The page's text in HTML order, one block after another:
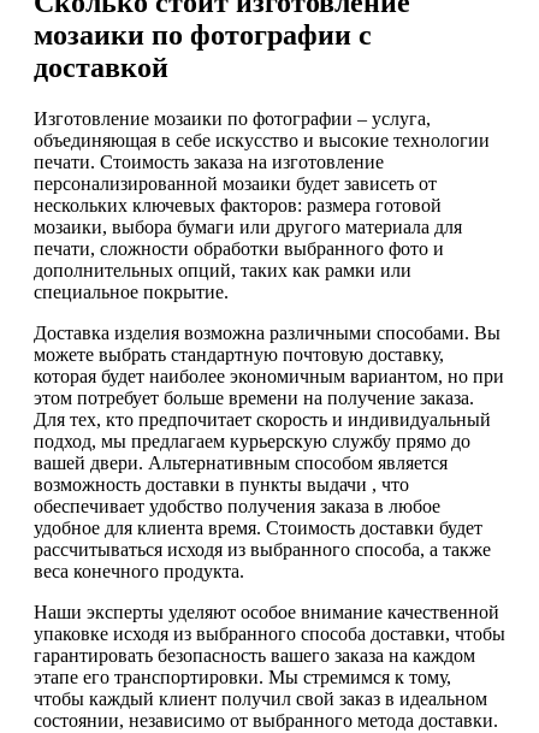
мозаики по фотографии с
доставкой
Изготовление мозаики по фотографии – услуга,
объединяющая в себе искусство и высокие технологии
печати. Стоимость заказа на изготовление
персонализированной мозаики будет зависеть от
нескольких ключевых факторов: размера готовой
мозаики, выбора бумаги или другого материала для
печати, сложности обработки выбранного фото и
дополнительных опций, таких как рамки или
специальное покрытие.
Доставка изделия возможна различными способами. Вы
можете выбрать стандартную почтовую доставку,
которая будет наиболее экономичным вариантом, но при
этом потребует больше времени на получение заказа.
Для тех, кто предпочитает скорость и индивидуальный
подход, мы предлагаем курьерскую службу прямо до
вашей двери. Альтернативным способом является
возможность доставки в пункты выдачи , что
обеспечивает удобство получения заказа в любое
удобное для клиента время. Стоимость доставки будет
рассчитываться исходя из выбранного способа, а также
веса конечного продукта.
Наши эксперты уделяют особое внимание качественной
упаковке исходя из выбранного способа доставки, чтобы
гарантировать безопасность вашего заказа на каждом
этапе его транспортировки. Мы стремимся к тому,
чтобы каждый клиент получил свой заказ в идеальном
состоянии, независимо от выбранного метода доставки.